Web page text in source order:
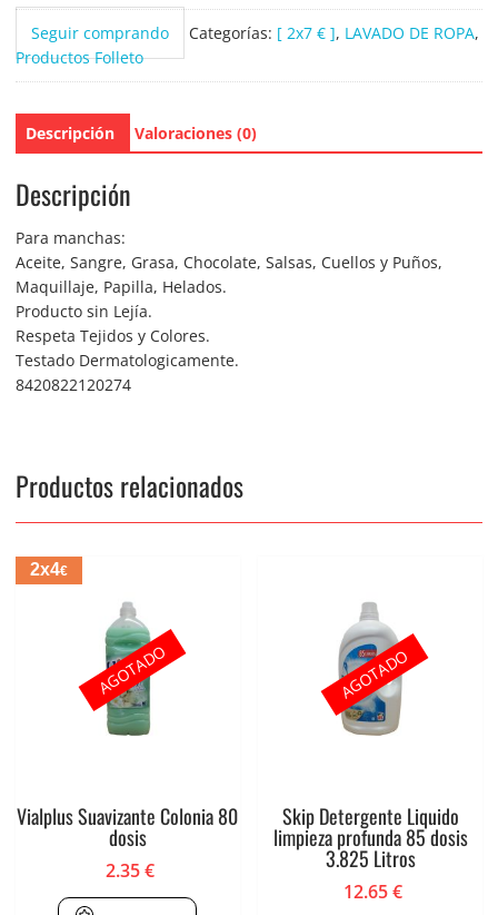
Azul
Pistola
650ml.
cantidad
Seguir comprando Categorías: [ 2x7 € ], LAVADO DE ROPA,
Productos Folleto
Descripción Valoraciones (0)
Descripción
Para manchas:
Aceite, Sangre, Grasa, Chocolate, Salsas, Cuellos y Puños,
Maquillaje, Papilla, Helados.
Producto sin Lejía.
Respeta Tejidos y Colores.
Testado Dermatologicamente.
8420822120274
Productos relacionados
2x4€
Vialplus Suavizante Colonia 80
dosis
2.35€
AGOTADO
Skip Detergente Liquido
limpieza profunda 85 dosis
3.825 Litros
12.65€
AGOTADO